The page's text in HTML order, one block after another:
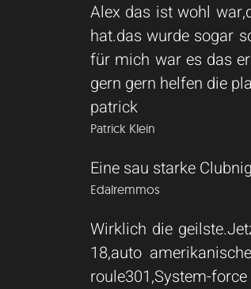
Alex das ist wohl
hat.das wurde sogar
für mich war es das
gern gern helfen die
patrick
Patrick Klein
Eine sau starke
Edalremmos
Wirklich die
18,auto
roule301,System-